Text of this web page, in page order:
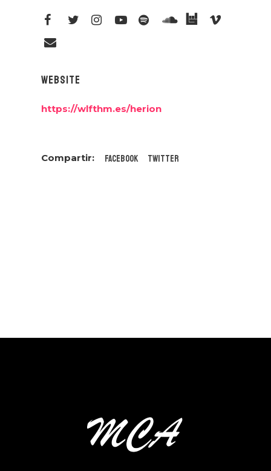
WEBSITE
https://wlfthm.es/herion
Facebook Twitter